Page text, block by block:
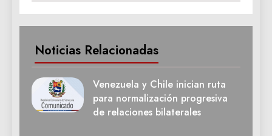
Noticias Relacionadas
Venezuela y Chile inician ruta
para normalización progresiva
de relaciones bilaterales